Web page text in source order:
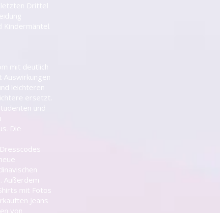
Drittel
mit deutlich
leichteren
ersetzt.
und
Die
Außerdem
mit Fotos
Jeans
von